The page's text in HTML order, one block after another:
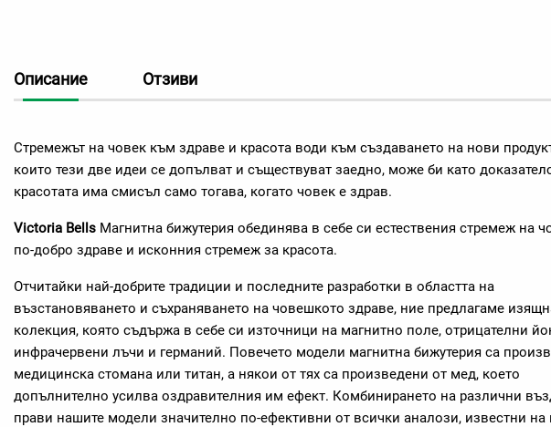
Описание Отзиви
Стремежът на човек към здраве и красота води към създаването на нови
които тези две идеи се допълват и съществуват заедно, може би като
красотата има смисъл само тогава, когато човек е здрав.
Victoria Bells Магнитна бижутерия обединява в себе си естествения стремеж на
по-добро здраве и исконния стремеж за красота.
Отчитайки най-добрите традиции и последните разработки в областта на
възстановяването и съхраняването на човешкото здраве, ние предлагаме
колекция, която съдържа в себе си източници на магнитно поле, отрицателни
инфрачервени лъчи и германий. Повечето модели магнитна бижутерия са
медицинска стомана или титан, а някои от тях са произведени от мед, което
допълнително усилва оздравителния им ефект. Комбинирането на различни
прави нашите модели значително по-ефективни от всички аналози, известни на